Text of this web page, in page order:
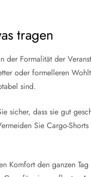
tragen
der Formalität der
oder formelleren
sind.
sicher, dass sie gut
Sie Cargo-
Komfort den ganzen